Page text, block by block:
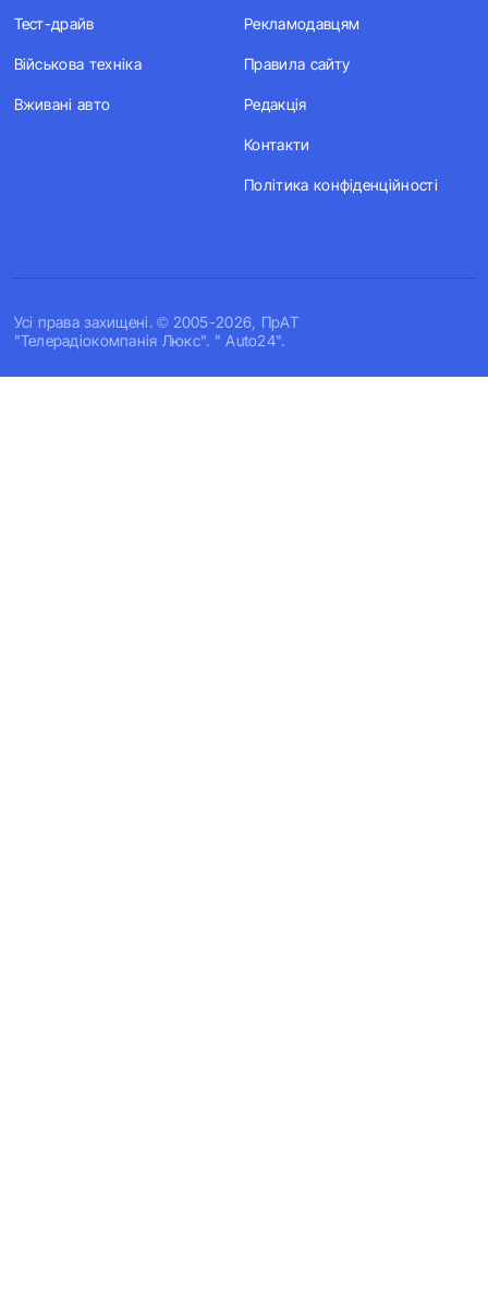
Усi права захищенi. © 2005-2026, ПрАТ
"Телерадіокомпанія Люкс". " Auto24".
Тест-драйв
Військова техніка
Вживані авто
Рекламодавцям
Правила сайту
Редакція
Контакти
Політика конфіденційності